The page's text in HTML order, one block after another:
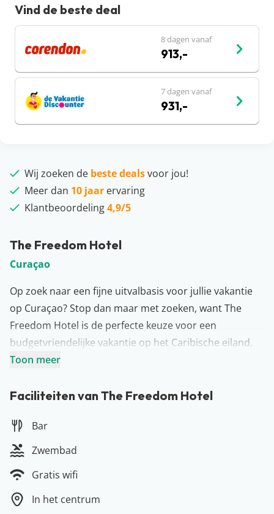
The Freedom Hotel
Curaçao
Op zoek naar een fijne uitvalbasis voor jullie vakantie
op Curaçao? Stop dan maar met zoeken, want The
Freedom Hotel is de perfecte keuze voor een
budgetvriendelijke vakantie op het Caribische eiland.
The Freedom Hotel is in 2021 volledig gerenoveerd en
de bekendste hotspots van het eiland bezoeken? Die
Pontjesbrug, de Handelskade en de verschillende
mooie stranden. The Freedom Hotel heeft zelf de
zonneterras en gratis WiFi. Hebben jullie een
huurauto? Die kan je gratis parkeren bij The Freedom
Toon meer
Faciliteiten van The Freedom Hotel
Bar
Zwembad
Gratis wifi
In het centrum
Vind de beste deal
8 dagen vanaf
913,-
7 dagen vanaf
931,-
Wij zoeken de beste dealsvoor jou!
Meer dan 10 jaar ervaring
Klantbeoordeling4,9/5